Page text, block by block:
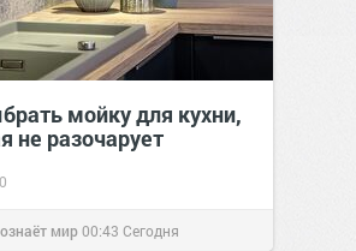
мойку для кухни,
не разочарует
0
мир00:43 Сегодня